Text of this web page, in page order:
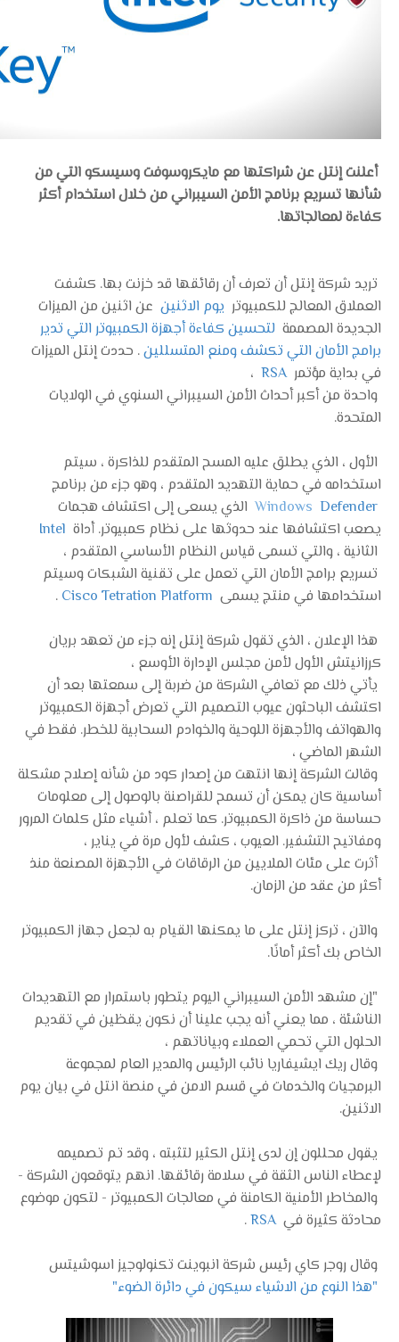
أعلنت إنتل عن شراكتها مع مايكروسوفت وسيسكو التي من
شأنها تسريع برنامج الأمن السيبراني من خلال استخدام أكثر
كفاءة لمعالجاتها.
تريد شركة إنتل أن تعرف أن رقائقها قد خزنت بها. كشفت
العملاق المعالج للكمبيوتر يوم الاثنين عن اثنين من الميزات
الجديدة المصممة لتحسين كفاءة أجهزة الكمبيوتر التي تدير
برامج الأمان التي تكشف ومنع المتسللين. حددت إنتل الميزات
في بداية مؤتمر RSA ،
واحدة من أكبر أحداث الأمن السيبراني السنوي في الولايات
المتحدة.
الأول ، الذي يطلق عليه المسح المتقدم للذاكرة ، سيتم
استخدامه في حماية التهديد المتقدم ، وهو جزء من برنامج
Windows Defender
الذي يسعى إلى اكتشاف هجمات
يصعب اكتشافها عند حدوثها على نظام كمبيوتر. أداة Intel
الثانية ، والتي تسمى قياس النظام الأساسي المتقدم ،
تسريع برامج الأمان التي تعمل على تقنية الشبكات وسيتم
استخدامها في منتج يسمى Cisco Tetration Platform
.
هذا الإعلان ، الذي تقول شركة إنتل إنه جزء من تعهد بريان
كرزانيتش الأول لأمن مجلس الإدارة الأوسع ،
يأتي ذلك مع تعافي الشركة من ضربة إلى سمعتها بعد أن
اكتشف الباحثون عيوب التصميم التي تعرض أجهزة الكمبيوتر
والهواتف والأجهزة اللوحية والخوادم السحابية للخطر. فقط في
الشهر الماضي ،
وقالت الشركة إنها انتهت من إصدار كود من شأنه إصلاح مشكلة
أساسية كان يمكن أن تسمح للقراصنة بالوصول إلى معلومات
حساسة من ذاكرة الكمبيوتر. كما تعلم ، أشياء مثل كلمات المرور
ومفاتيح التشفير. العيوب ، كشف لأول مرة في يناير ،
أثرت على مئات الملايين من الرقاقات في الأجهزة المصنعة منذ
أكثر من عقد من الزمان.
والآن ، تركز إنتل على ما يمكنها القيام به لجعل جهاز الكمبيوتر
الخاص بك أكثر أمانًا.
"إن مشهد الأمن السيبراني اليوم يتطور باستمرار مع التهديدات
الناشئة ، مما يعني أنه يجب علينا أن نكون يقظين في تقديم
الحلول التي تحمي العملاء وبياناتهم ،
وقال ريك ايشيفاريا نائب الرئيس والمدير العام لمجموعة
البرمجيات والخدمات في قسم الامن في منصة انتل في بيان يوم
الاثنين.
يقول محللون إن لدى إنتل الكثير لتثبته ، وقد تم تصميمه
لإعطاء الناس الثقة في سلامة رقائقها. انهم يتوقعون الشركة -
والمخاطر الأمنية الكامنة في معالجات الكمبيوتر - لتكون موضوع
محادثة كثيرة في RSA
.
وقال روجر كاي رئيس شركة انبوينت تكنولوجيز اسوشيتس
"هذا النوع من الاشياء سيكون في دائرة الضوء."